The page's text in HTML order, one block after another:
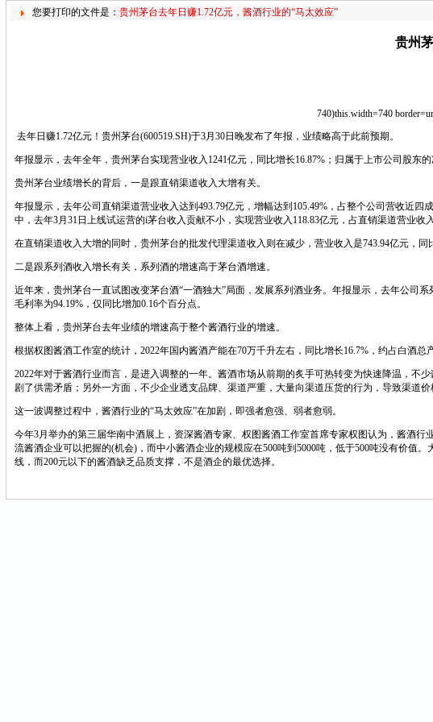
您要打印的文件是： 贵州茅台去年日赚1.72亿元，酱酒行业的“马太效应”
贵州
740)this.width=740
去年日赚1.72亿元！贵州茅台(600519.SH)于3月30日晚发布了年报，业绩略高于此前预期。
年报显示，去年全年，贵州茅台实现营业收入1241亿元，同比增长16.87%；归属于上市公司股东
贵州茅台业绩增长的背后，一是跟直销渠道收入大增有关。
年报显示，去年公司直销渠道营业收入达到493.79亿元，增幅达到105.49%，占整个公司营收近
中，去年3月31日上线试运营的i茅台收入贡献不小，实现营业收入118.83亿元，占直销渠道营业收
在直销渠道收入大增的同时，贵州茅台的批发代理渠道收入则在减少，营业收入是743.94亿元，同
二是跟系列酒收入增长有关，系列酒的增速高于茅台酒增速。
近年来，贵州茅台一直试图改变茅台酒“一酒独大”局面，发展系列酒业务。年报显示，去年公司
毛利率为94.19%，仅同比增加0.16个百分点。
整体上看，贵州茅台去年业绩的增速高于整个酱酒行业的增速。
根据权图酱酒工作室的统计，2022年国内酱酒产能在70万千升左右，同比增长16.7%，约占白酒总
2022年对于酱酒行业而言，是进入调整的一年。酱酒市场从前期的炙手可热转变为快速降温，
剧了供需矛盾；另外一方面，不少企业透支品牌、渠道严重，大量向渠道压货的行为，导致渠道价
这一波调整过程中，酱酒行业的“马太效应”在加剧，即强者愈强、弱者愈弱。
今年3月举办的第三届华南中酒展上，资深酱酒专家、权图酱酒工作室首席专家权图认为，酱酒
流酱酒企业可以把握的(机会)，而中小酱酒企业的规模应在500吨到5000吨，低于500吨没有价值
线，而200元以下的酱酒缺乏品质支撑，不是酒企的最优选择。